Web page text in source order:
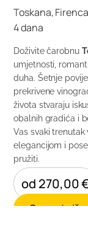
Toskana,
4 dana
Doživite čarobnu
umjetnosti,
duha. Šetnje
prekrivene
života stvaraju
obalnih gradića i
Vas svaki trenutak
elegancijom i
pružiti.
od 270,00
Saznaj više